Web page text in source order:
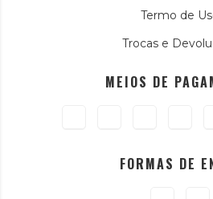
Termo de
Trocas e
MEIOS DE